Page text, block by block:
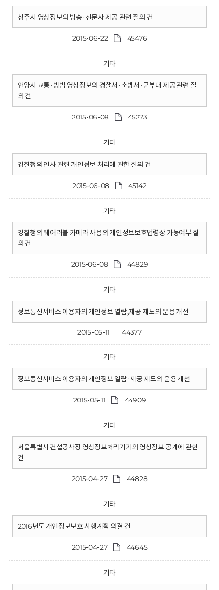
청주시 영상정보의 방송·신문사 제공 관련 질의 건
2015-06-22 45476
기타
안양시 교통·방범 영상정보의 경찰서·소방서·군부대 제공 관련 질
의 건
2015-06-08 45273
기타
경찰청의 인사 관련 개인정보 처리에 관한 질의 건
2015-06-08 45142
기타
경찰청의 웨어러블 카메라 사용의 개인정보보호법령상 가능여부 질
의 건
2015-06-08 44829
기타
정보통신서비스 이용자의 개인정보 열람,제공 제도의 운용 개선
2015-05-11 44377
기타
정보통신서비스 이용자의 개인정보 열람·제공 제도의 운용 개선
2015-05-11 44909
기타
서울특별시 건설공사장 영상정보처리기기의 영상정보 공개에 관한
건
2015-04-27 44828
기타
2016년도 개인정보보호 시행계획 의결 건
2015-04-27 44645
기타